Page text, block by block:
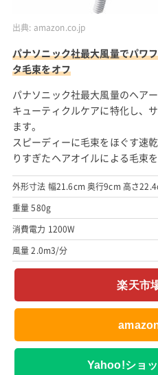
出典: amazon.co.jp
パナソニック社最大風量でパワ
タ毛束をオフ
パナソニック社最大風量のヘア
キューティクルケアに特化し、
ます。
スピーディーに毛束をほぐす速
りすぎたヘアオイルによる毛束
外形寸法 幅21.6cm 奥行9cm 高さ
重量 580g
消費電力 1200W
風量 2.0m3/分
楽天市
Yahoo!ショ